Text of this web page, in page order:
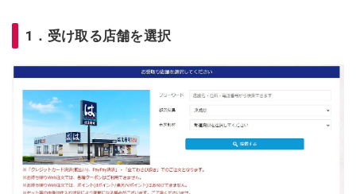
1．受け取る店舗を選択